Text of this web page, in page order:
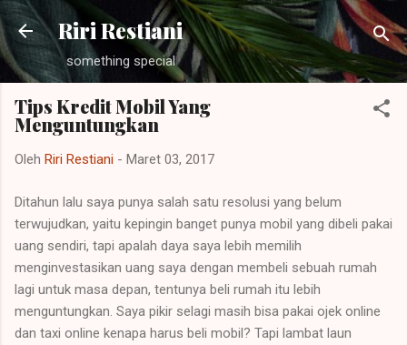
Langsung ke konten utama
Riri Restiani
something special
Tips Kredit Mobil Yang
Menguntungkan
Oleh Riri Restiani - Maret 03, 2017
Ditahun lalu saya punya salah satu resolusi yang belum
terwujudkan, yaitu kepingin banget punya mobil yang dibeli pakai
uang sendiri, tapi apalah daya saya lebih memilih
menginvestasikan uang saya dengan membeli sebuah rumah
lagi untuk masa depan, tentunya beli rumah itu lebih
menguntungkan. Saya pikir selagi masih bisa pakai ojek online
dan taxi online kenapa harus beli mobil? Tapi lambat laun